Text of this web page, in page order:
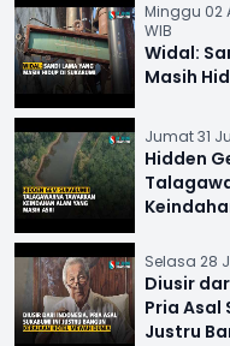
Minggu 02
WIB
Widal:
Masih
Jumat 31
Hidden
Selasa 28
Diusir
Pria Asal
Justru